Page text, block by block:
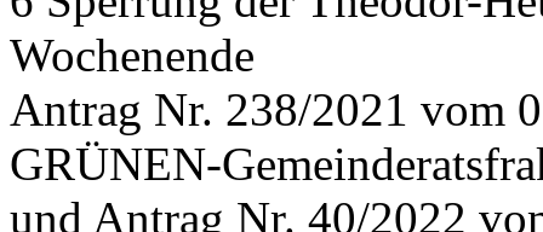
Wochenende
Antrag Nr. 238/2021 vom
GRÜNEN-
und Antrag Nr. 40/2022